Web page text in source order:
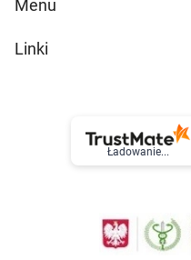
Menu
Linki
Ładowanie...